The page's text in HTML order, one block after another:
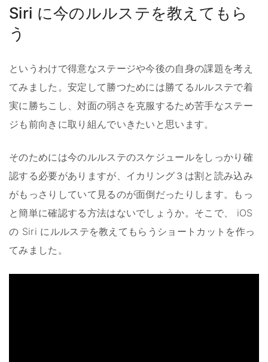
Siri に今のルルステを教えてもら
う
というわけで得意なステージや今後の自身の課題を考え
てみました。安定して勝つためには勝てるルルステで着
実に勝ちこし、対面の弱さを克服するため苦手なステー
ジも前向きに取り組んでいきたいと思います。
そのためには今のルルステのスケジュールをしっかり確
認する必要がありますが、イカリング３は割と読み込み
がもっさりしていて見るのが面倒だったりします。もっ
と簡単に確認する方法はないでしょうか。そこで、 iOS
の Siri にルルステを教えてもらうショートカットを作っ
てみました。